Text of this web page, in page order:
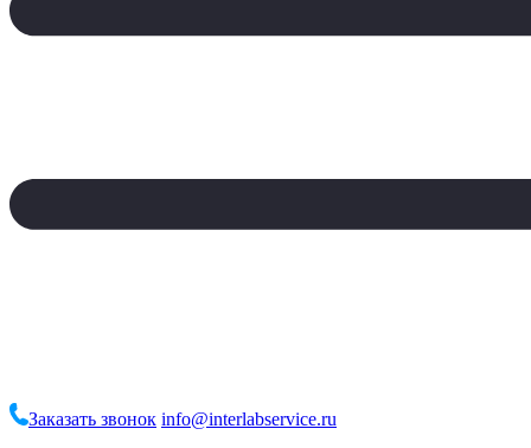
Заказать звонок info@interlabservice.ru